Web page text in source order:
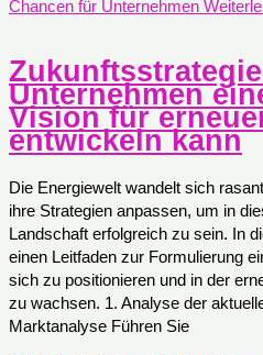
Chancen für Unternehmen
Unternehmen
Vision für
entwickeln kann
Die Energiewelt wandelt sich
ihre Strategien anpassen, um in
Landschaft erfolgreich zu sein. In
einen Leitfaden zur Formulierung
sich zu positionieren und in der
zu wachsen. 1. Analyse der
Marktanalyse Führen Sie